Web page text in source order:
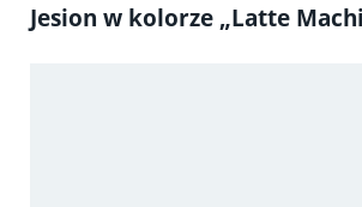
Jesion w kolorze „Latte